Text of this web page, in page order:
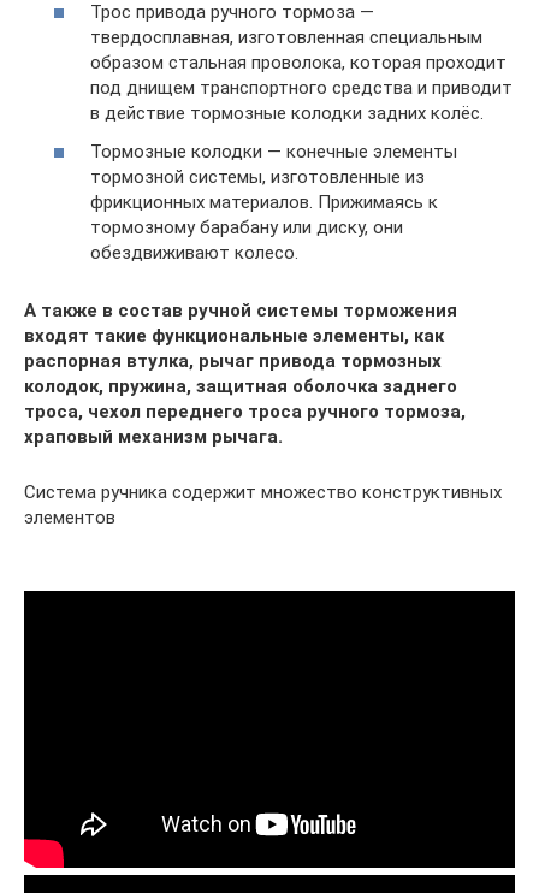
Трос привода ручного тормоза —
твердосплавная, изготовленная специальным
образом стальная проволока, которая проходит
под днищем транспортного средства и приводит
в действие тормозные колодки задних колёс.
Тормозные колодки — конечные элементы
тормозной системы, изготовленные из
фрикционных материалов. Прижимаясь к
тормозному барабану или диску, они
обездвиживают колесо.
А также в состав ручной системы торможения
входят такие функциональные элементы, как
распорная втулка, рычаг привода тормозных
колодок, пружина, защитная оболочка заднего
троса, чехол переднего троса ручного тормоза,
храповый механизм рычага.
Система ручника содержит множество конструктивных
элементов